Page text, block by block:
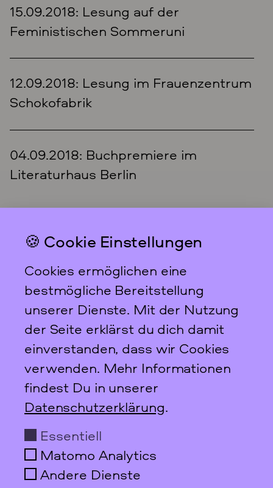
15.09.2018: Lesung auf der
Feministischen Sommeruni
12.09.2018: Lesung im Frauenzentrum
Schokofabrik
04.09.2018: Buchpremiere im
Literaturhaus Berlin
Das feministische
Newsletter
Scharnweberstraße 31
10247 Berlin
+49 30 95 61 26 78
info@ffbiz.de
Öffnungszeiten
Do + Fr
10–17 Uhr
nur nach Anmeldung!
🍪 Cookie Einstellungen
Cookies ermöglichen eine
bestmögliche Bereitstellung
unserer Dienste. Mit der Nutzung
der Seite erklärst du dich damit
einverstanden, dass wir Cookies
verwenden. Mehr Informationen
findest Du in unserer
Datenschutzerklärung.
Essentiell
Matomo Analytics
Andere Dienste